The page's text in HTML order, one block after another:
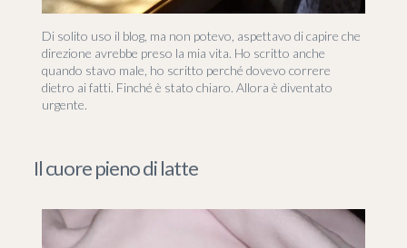
Di solito uso il blog, ma non potevo, aspettavo di capire che
direzione avrebbe preso la mia vita. Ho scritto anche
quando stavo male, ho scritto perché dovevo correre
dietro ai fatti. Finché è stato chiaro. Allora è diventato
urgente.
Il cuore pieno di latte